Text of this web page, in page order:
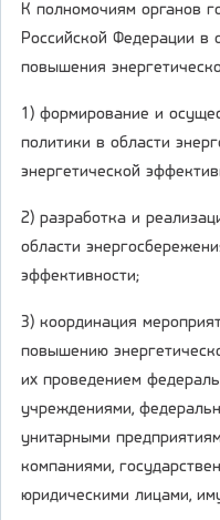
К полномочиям органов
Российской Федерации в
повышения
1) формирование и
политики в области
энергетической
2) разработка и
области
эффективности;
3) координация
повышению
их проведением
учреждениями,
унитарными
компаниями,
юридическими лицами,